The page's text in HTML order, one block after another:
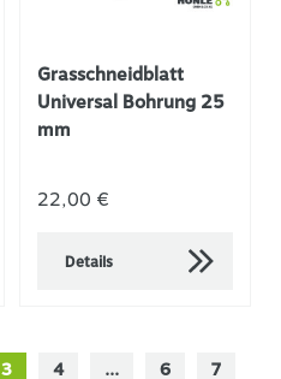
Grasschneidblatt
Universal Bohrung 25
mm
22,00 €
Details
3 4 ... 6
7